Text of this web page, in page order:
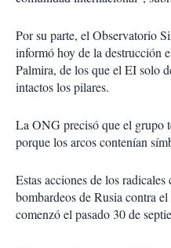
Por su parte, el Observatorio
informó hoy de la destrucción
Palmira, de los que el EI solo
intactos los pilares.
La ONG precisó que el grupo
porque los arcos contenían
Estas acciones de los
bombardeos de Rusia contra
comenzó el pasado 30 de